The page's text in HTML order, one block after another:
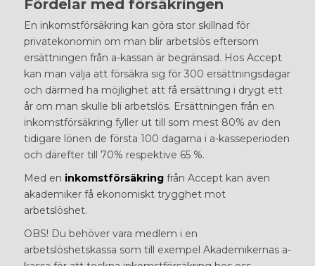
Fördelar med försäkringen
En inkomstförsäkring kan göra stor skillnad för
privatekonomin om man blir arbetslös eftersom
ersättningen från a-kassan är begränsad. Hos Accept
kan man välja att försäkra sig för 300 ersättningsdagar
och därmed ha möjlighet att få ersättning i drygt ett
år om man skulle bli arbetslös. Ersättningen från en
inkomstförsäkring fyller ut till som mest 80% av den
tidigare lönen de första 100 dagarna i a-kasseperioden
och därefter till 70% respektive 65 %.
Med en inkomstförsäkringfrån Accept kan även
akademiker få ekonomiskt trygghet mot
arbetslöshet.
OBS! Du behöver vara medlem i en
arbetslöshetskassa som till exempel Akademikernas a-